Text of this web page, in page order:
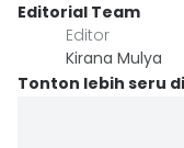
Editorial Team
Editor
Kirana Mulya
Tonton lebih seru di